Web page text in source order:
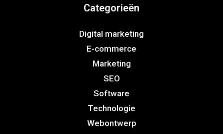
Categorieën
Digital marketing
E-commerce
Marketing
SEO
Software
Technologie
Webontwerp